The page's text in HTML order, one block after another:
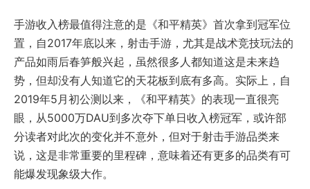
手游收入榜最值得注意的是《和平精英》首次拿到冠军位
置，自2017年底以来，射击手游，尤其是战术竞技玩法的
产品如雨后春笋般兴起，虽然很多人都知道这是未来趋
势，但却没有人知道它的天花板到底有多高。实际上，自
2019年5月初公测以来，《和平精英》的表现一直很亮
眼，从5000万DAU到多次夺下单日收入榜冠军，或许部
分读者对此次的变化并不意外，但对于射击手游品类来
说，这是非常重要的里程碑，意味着还有更多的品类有可
能爆发现象级大作。